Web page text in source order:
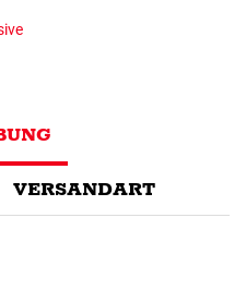
VERSANDART